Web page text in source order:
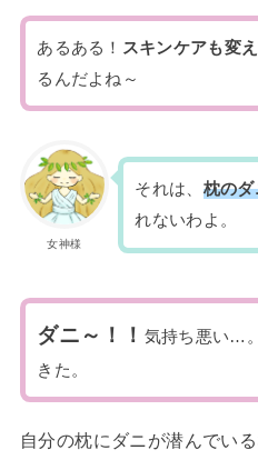
あるある！ スキンケアも変
るんだよね～
女神様
それは、 枕の
れないわよ。
ダニ～！！ 気持ち悪い…
きた。
自分の枕にダニが潜んでい